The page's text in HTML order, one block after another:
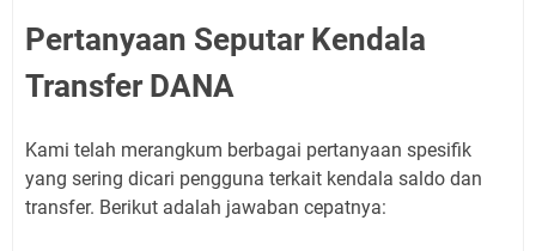
Pertanyaan Seputar Kendala
Transfer DANA
Kami telah merangkum berbagai pertanyaan spesifik
yang sering dicari pengguna terkait kendala saldo dan
transfer. Berikut adalah jawaban cepatnya: